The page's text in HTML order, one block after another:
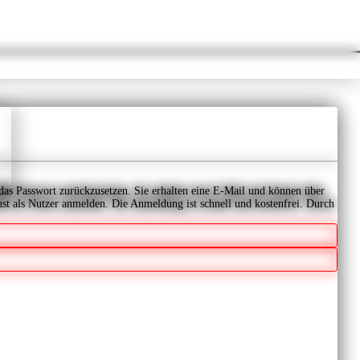
Passwort zurückzusetzen. Sie erhalten eine E-Mail und können über
als Nutzer anmelden. Die Anmeldung ist schnell und kostenfrei. Durch